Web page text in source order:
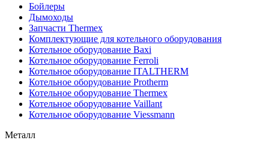
Бойлеры
Дымоходы
Запчасти Thermex
Комплектующие для котельного оборудования
Котельное оборудование Baxi
Котельное оборудование Ferroli
Котельное оборудование ITALTHERM
Котельное оборудование Protherm
Котельное оборудование Thermex
Котельное оборудование Vaillant
Котельное оборудование Viessmann
Металл